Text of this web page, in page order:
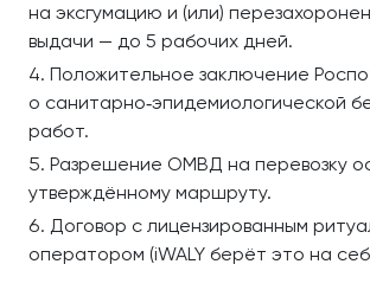
на эксгумацию и (или)
выдачи — до 5 рабочих дней.
Положительное заключение
о санитарно‑эпидемиологической
работ.
Разрешение ОМВД на перевозку
утверждённому маршруту.
Договор с лицензированным
оператором (iWALY берёт это на